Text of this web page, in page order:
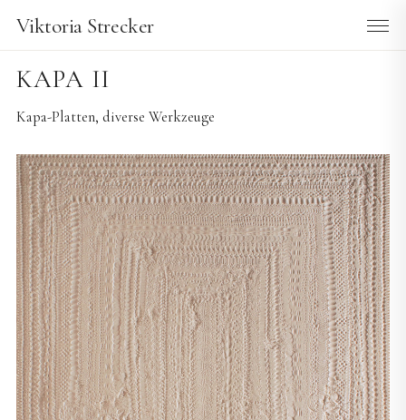
Viktoria Strecker
KAPA II
Kapa-Platten, diverse Werkzeuge